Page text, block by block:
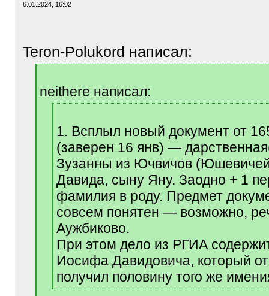
6.01.2024, 16:02
Teron-Polukord написал:
]
neithere написал:
]1. Всплыл новый документ от
(заверен 16 янв) —
Зузанны из Ючвичов
Давида, сыну Яну. Заодно + 1
фамилия в роду. Предмет
совсем понятен — возможно,
Аужбиково.
При этом дело из РГИА
Иосифа Давидовича, который
получил половину того же
[